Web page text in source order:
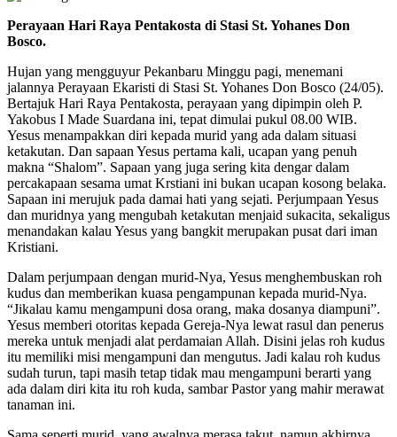
Perayaan Hari Raya Pentakosta di Stasi St. Yohanes Don
Bosco.
Hujan yang mengguyur Pekanbaru Minggu pagi, menemani
jalannya Perayaan Ekaristi di Stasi St. Yohanes Don Bosco (24/05).
Bertajuk Hari Raya Pentakosta, perayaan yang dipimpin oleh P.
Yakobus I Made Suardana ini, tepat dimulai pukul 08.00 WIB.
Yesus menampakkan diri kepada murid yang ada dalam situasi
ketakutan. Dan sapaan Yesus pertama kali, ucapan yang penuh
makna “Shalom”. Sapaan yang juga sering kita dengar dalam
percakapaan sesama umat Krstiani ini bukan ucapan kosong belaka.
Sapaan ini merujuk pada damai hati yang sejati. Perjumpaan Yesus
dan muridnya yang mengubah ketakutan menjaid sukacita, sekaligus
menandakan kalau Yesus yang bangkit merupakan pusat dari iman
Kristiani.
Dalam perjumpaan dengan murid-Nya, Yesus menghembuskan roh
kudus dan memberikan kuasa pengampunan kepada murid-Nya.
“Jikalau kamu mengampuni dosa orang, maka dosanya diampuni”.
Yesus memberi otoritas kepada Gereja-Nya lewat rasul dan penerus
mereka untuk menjadi alat perdamaian Allah. Disini jelas roh kudus
itu memiliki misi mengampuni dan mengutus. Jadi kalau roh kudus
sudah turun, tapi masih tetap tidak mau mengampuni berarti yang
ada dalam diri kita itu roh kuda, sambar Pastor yang mahir merawat
tanaman ini.